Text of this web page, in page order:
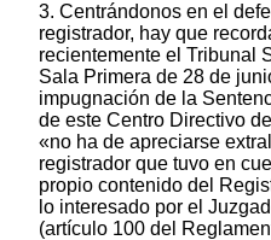
3. Centrándonos en el
registrador, hay que
recientemente el Tribunal
Sala Primera de 28 de
impugnación de la
de este Centro Directivo
«no ha de apreciarse
registrador que tuvo en
propio contenido del
lo interesado por el
(artículo 100 del